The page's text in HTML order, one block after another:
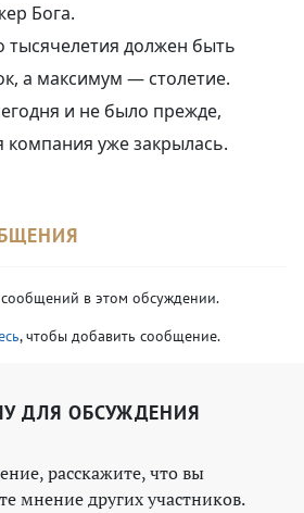
Бога.
должен быть
а максимум — столетие.
и не было прежде,
компания уже закрылась.
в этом обсуждении.
, чтобы добавить сообщение.
ДЛЯ ОБСУЖДЕНИЯ
расскажите, что вы
мнение других участников.